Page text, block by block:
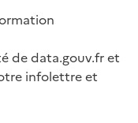
de data.gouv.fr et
infolettre et